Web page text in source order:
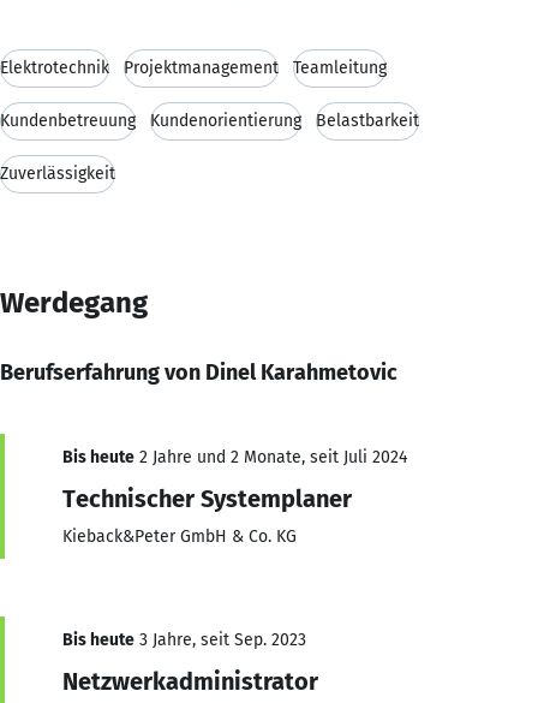
Elektrotechnik Projektmanagement Teamleitung
Kundenbetreuung Kundenorientierung Belastbarkeit
Zuverlässigkeit
Werdegang
Berufserfahrung von Dinel Karahmetovic
Bis heute 2 Jahre und 2 Monate, seit Juli 2024
Technischer Systemplaner
Kieback&Peter GmbH & Co. KG
Bis heute 3 Jahre, seit Sep. 2023
Netzwerkadministrator